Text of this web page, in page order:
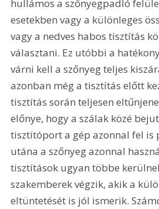
hullámos a szőnyegpadló
esetekben vagy a különleges
vagy a nedves habos tisztítás
választani. Ez utóbbi a
várni kell a szőnyeg teljes
azonban még a tisztítás előtt
tisztítás során teljesen
előnye, hogy a szálak közé
tisztítóport a gép azonnal fel is
utána a szőnyeg azonnal
tisztítások ugyan többe
szakemberek végzik, akik a
eltüntetését is jól ismerik.